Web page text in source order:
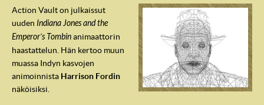
Action Vault on julkaissut
uuden Indiana Jones and the
Emperor’s Tombinanimaattorin
haastattelun. Hän kertoo muun
muassa Indyn kasvojen
animoinnista Harrison Fordin
näköisiksi.